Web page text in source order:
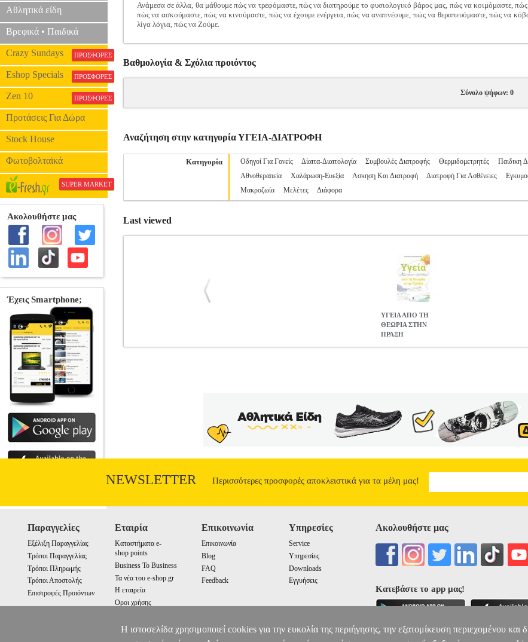
Αθλητικά είδη
Βρεφικά • Παιδικά
Crazy Sundays ΠΡΟΣΦΟΡΕΣ
Eshop Specials ΠΡΟΣΦΟΡΕΣ
Zen 10 ΠΡΟΣΦΟΡΕΣ
Προτάσεις Για Δώρα
Stock House
Φωτοβολταϊκά
SUPER MARKET
Ανάμεσα σε άλλα, θα μάθουμε πώς να τρεφόμαστε, πώς να διατηρούμε το φυσιολογικό βάρος μας, πώς να κοιμόμαστε, πώς
πώς να ασκούμαστε, πώς να κινούμαστε, πώς να έχουμε ενέργεια, πώς να αναπνέουμε, πώς να θεραπευόμαστε, πώς να
λίγα λόγια, πώς να Ζούμε.
Βαθμολογία & Σχόλια προιόντος
Σύνολο ψήφων: 0
Αναζήτηση στην κατηγορία ΥΓΕΙΑ-ΔΙΑΤΡΟΦΗ
Κατηγορία Οδηγοί Για Γονείς Δίαιτα-Διαιτολογία Συμβουλές Διατροφής Θερμιδομετρητές Παιδικη
Αθνοθεραπεία
Χαλάρωση-Ευεξία Ασκηση Και Διατροφή Διατροφή Για Ασθένειες
Μακροζωία
Μελέτες Διάφορα
Last viewed
ΥΓΕΙΑ ΑΠΟ ΤΗ
ΘΕΩΡΙΑ ΣΤΗΝ
ΠΡΑΞΗ
που γνωρίζουμε στη θεωρία, αλλά δεν μπορούμε να τα κάνουμε στην πράξη. Σε αυτό το έργο,
εφαρμόσουμε άμεσα, αποκομίζοντας τεράστια οφέλη. Χωρίς μακροσκελείς θεωρίες, παρουσιάζεται το
υγείας που όλοι μπορούμε να εντάξουμε στην καθημερινότητά μας. Ανάμεσα σε άλλα, θα μάθουμε πώς να
βάρος μας, πώς να κοιμόμαστε, πώς να χαλαρώνουμε, πώς να διαχειριζόμαστε το στρες, πώς να
να αναπνέουμε, πώς να θεραπευόμαστε, πώς να κόβουμε βλαβερές συνήθειες, πώς να είμαστε υγιείς. Με
NEWSLETTER Περισσότερες προσφορές αποκλειστικά για τα μέλη μας!
Παραγγελίες
Εξέλιξη Παραγγελίας
Τρόποι Παραγγελίας
Τρόποι Πληρωμής
Τρόποι Αποστολής
Επιστροφές Προιόντων
Εταιρία
Καταστήματα e-
shop points
Business To Business
Τα νέα του e-shop.gr
Η εταιρεία
Οροι χρήσης
Επικοινωνία
Επικοινωνία
Blog
FAQ
Feedback
Υπηρεσίες
Service
Υπηρεσίες
Downloads
Εγγυήσεις
Ακολουθήστε μας
Κατεβάστε το app μας!
Η ιστοσελίδα χρησιμοποιεί cookies για την ευκολία της περιήγησης, την εξατομίκευση περιεχομένου και